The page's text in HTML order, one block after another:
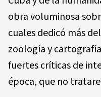
obra voluminosa
cuales dedicó más
zoología y
fuertes críticas de
época, que no